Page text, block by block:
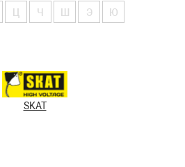
Ч Э Ю
SKAT